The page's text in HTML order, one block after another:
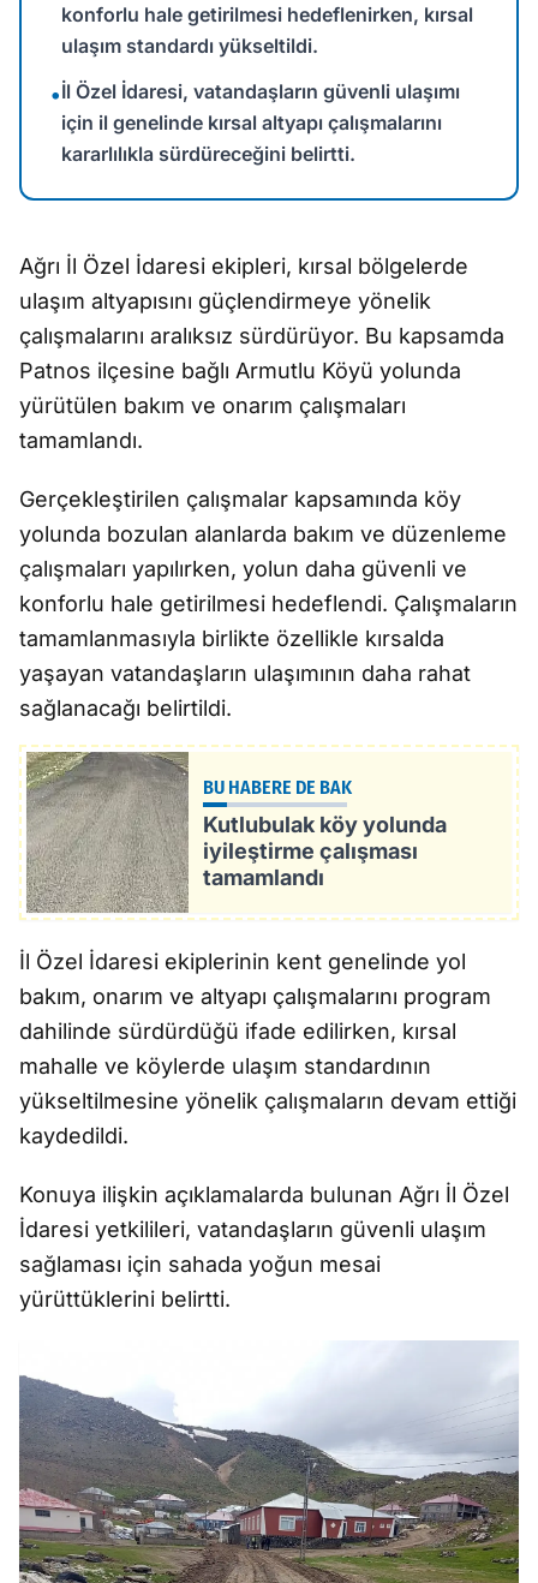
konforlu hale getirilmesi hedeflenirken, kırsal
ulaşım standardı yükseltildi.
•İl Özel İdaresi, vatandaşların güvenli ulaşımı
için il genelinde kırsal altyapı çalışmalarını
kararlılıkla sürdüreceğini belirtti.
Ağrı İl Özel İdaresi ekipleri, kırsal bölgelerde
ulaşım altyapısını güçlendirmeye yönelik
çalışmalarını aralıksız sürdürüyor. Bu kapsamda
Patnos ilçesine bağlı Armutlu Köyü yolunda
yürütülen bakım ve onarım çalışmaları
tamamlandı.
Gerçekleştirilen çalışmalar kapsamında köy
yolunda bozulan alanlarda bakım ve düzenleme
çalışmaları yapılırken, yolun daha güvenli ve
konforlu hale getirilmesi hedeflendi. Çalışmaların
tamamlanmasıyla birlikte özellikle kırsalda
yaşayan vatandaşların ulaşımının daha rahat
sağlanacağı belirtildi.
BU HABERE DE BAK
Kutlubulak köy yolunda
iyileştirme çalışması
tamamlandı
İl Özel İdaresi ekiplerinin kent genelinde yol
bakım, onarım ve altyapı çalışmalarını program
dahilinde sürdürdüğü ifade edilirken, kırsal
mahalle ve köylerde ulaşım standardının
yükseltilmesine yönelik çalışmaların devam ettiği
kaydedildi.
Konuya ilişkin açıklamalarda bulunan Ağrı İl Özel
İdaresi yetkilileri, vatandaşların güvenli ulaşım
sağlaması için sahada yoğun mesai
yürüttüklerini belirtti.